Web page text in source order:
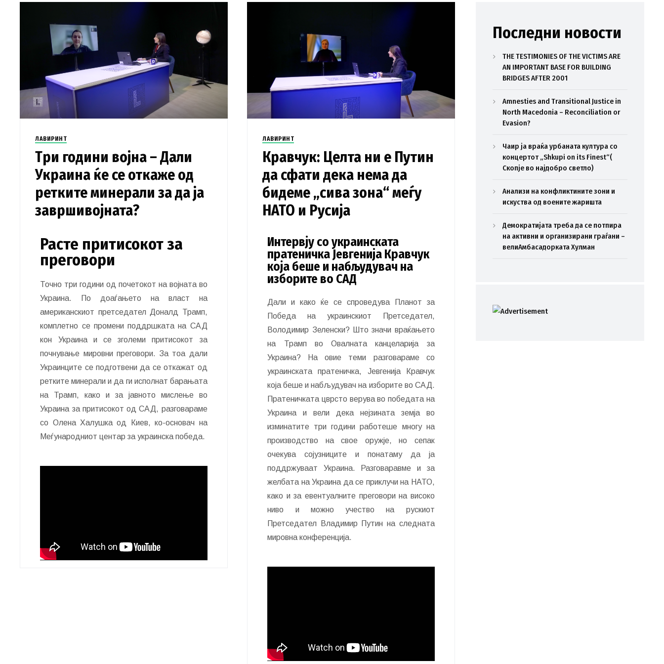
ЛАВИРИНТ
Три години војна – Дали
Украина ќе се откаже од
ретките минерали за да ја
завршивојната?
Расте притисокот за
преговори
Точно три години од почетокот на војната во
Украина. По доаѓањето на власт на
американскиот претседател Доналд Трамп,
комплетно се промени поддршката на САД
кон Украина и се зголеми притисокот за
почнување мировни преговори. За тоа дали
Украинците се подготвени да се откажат од
ретките минерали и да ги исполнат барањата
на Трамп, како и за јавното мислење во
Украина за притисокот од САД, разговараме
со Олена Халушка од Киев, ко-основач на
Меѓународниот центар за украинска победа.
ЛАВИРИНТ
Кравчук: Целта ни е Путин
да сфати дека нема да
бидеме „сива зона“ меѓу
НАТО и Русија
Интервју со украинската
пратеничка Јевгенија Кравчук
која беше и набљудувач на
изборите во САД
Дали и како ќе се спроведува Планот за
Победа на украинскиот Претседател,
Володимир Зеленски? Што значи враќањето
на Трамп во Овалната канцеларија за
Украина? На овие теми разговараме со
украинската пратеничка, Јевгенија Кравчук
која беше и набљудувач на изборите во САД.
Пратеничката цврсто верува во победата на
Украина и вели дека нејзината земја во
изминатите три години работеше многу на
производство на свое оружје, но сепак
очекува сојузниците и понатаму да ја
поддржуваат Украина. Разговаравме и за
желбата на Украина да се приклучи на НАТО,
како и за евентуалните преговори на високо
ниво и можно учество на рускиот
Претседател Владимир Путин на следната
мировна конференција.
Последни новости
THE TESTIMONIES OF THE VICTIMS ARE
AN IMPORTANT BASE FOR BUILDING
BRIDGES AFTER 2001
Amnesties and Transitional Justice in
North Macedonia – Reconciliation or
Evasion?
Чаир ја враќа урбаната култура со
концертот „Shkupi on its Finest“(
Скопје во најдобро светло)
Анализи на конфликтините зони и
искуства од воените жаришта
Демократијата треба да се потпира
на активни и организирани граѓани –
велиАмбасадорката Хулман